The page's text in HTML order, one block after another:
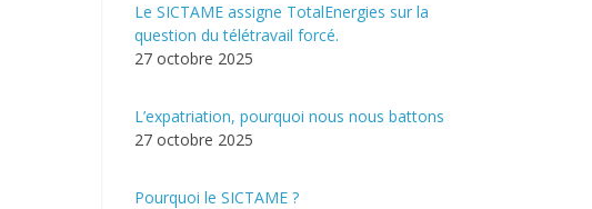
Le SICTAME assigne TotalEnergies sur la
question du télétravail forcé.
27 octobre 2025
L’expatriation, pourquoi nous nous battons
27 octobre 2025
Pourquoi le SICTAME ?